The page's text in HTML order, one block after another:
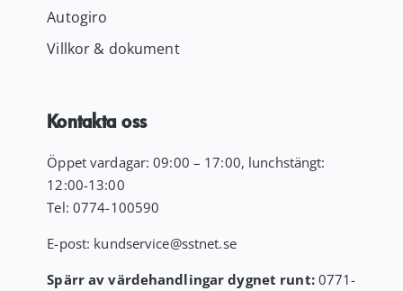
Autogiro
Villkor & dokument
Kontakta oss
Öppet vardagar: 09:00 – 17:00, lunchstängt:
12:00-13:00
Tel: 0774-100590
E-post: kundservice@sstnet.se
Spärr av värdehandlingar dygnet runt:0771-